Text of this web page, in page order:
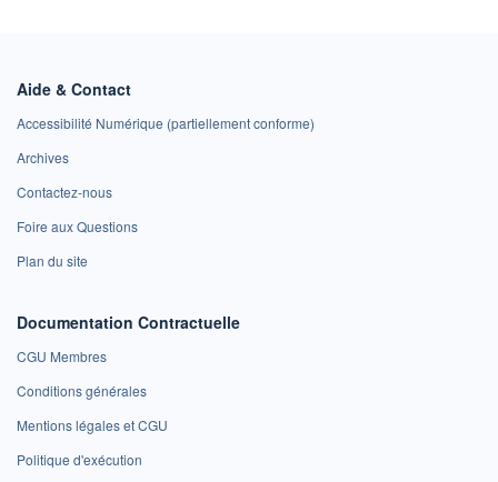
Aide & Contact
Accessibilité Numérique (partiellement conforme)
Archives
Contactez-nous
Foire aux Questions
Plan du site
Documentation Contractuelle
CGU Membres
Conditions générales
Mentions légales et CGU
Politique d'exécution